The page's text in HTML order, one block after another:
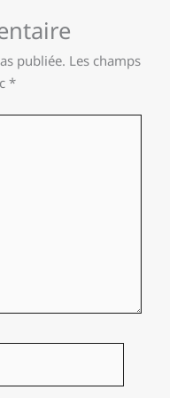
publiée. Les champs
*